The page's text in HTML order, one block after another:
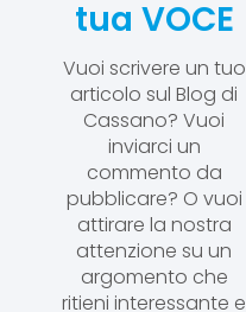
tua VOCE
Vuoi scrivere un tuo
articolo sul Blog di
Cassano? Vuoi
inviarci un
commento da
pubblicare? O vuoi
attirare la nostra
attenzione su un
argomento che
ritieni interessante e